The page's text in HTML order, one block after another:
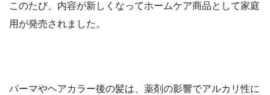
このたび、内容が新しくなってホームケア商品として家庭
用が発売されました。
パーマやヘアカラー後の髪は、薬剤の影響でアルカリ性に